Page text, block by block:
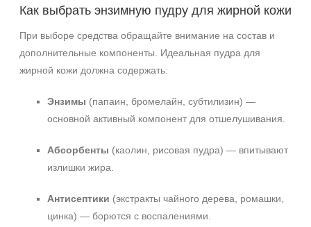
Как выбрать энзимную пудру для жирной кожи
При выборе средства обращайте внимание на состав и
дополнительные компоненты. Идеальная пудра для
жирной кожи должна содержать:
Энзимы (папаин, бромелайн, субтилизин) —
основной активный компонент для отшелушивания.
Абсорбенты (каолин, рисовая пудра) — впитывают
излишки жира.
Антисептики (экстракты чайного дерева, ромашки,
цинка) — борются с воспалениями.
+7 (495) 640-58-89